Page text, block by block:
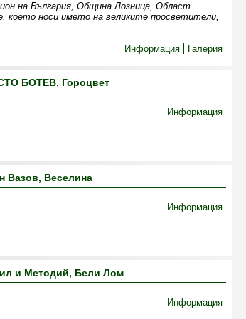
на България, Община Лозница, Област
което носи името на великите просветители,
Информация
Галерия
БОТЕВ, Гороцвет
Информация
Вазов, Веселина
Информация
и Методий, Бели Лом
Информация